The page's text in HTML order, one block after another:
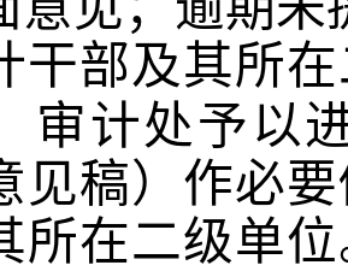
干部及其所
审计处予以
见稿）作必
所在二级单